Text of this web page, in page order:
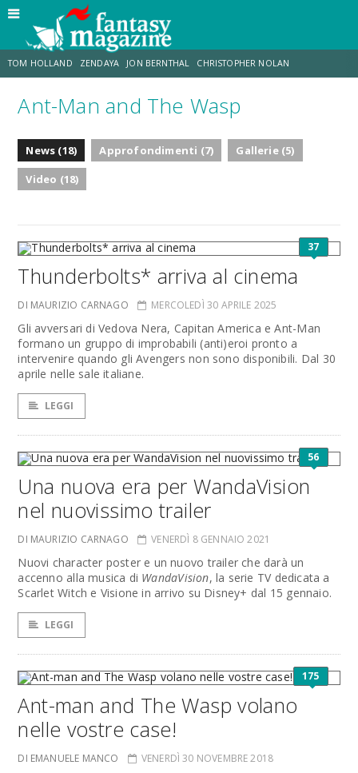
TOM HOLLAND ZENDAYA JON BERNTHAL CHRISTOPHER NOLAN
STRANIMONDI LUCCA COMICS & GAMES ODISSEA CHRIS MCKENNA
DESTIN DANIEL CRETTON
Ant-Man and The Wasp
News (18) Approfondimenti (7)
Gallerie (5)
Video (18)
37
Thunderbolts* arriva al cinema
DI MAURIZIO CARNAGO MERCOLEDÌ 30 APRILE 2025
Gli avversari di Vedova Nera, Capitan America e Ant-Man
formano un gruppo di improbabili (anti)eroi pronto a
intervenire quando gli Avengers non sono disponibili. Dal 30
aprile nelle sale italiane.
LEGGI
56
Una nuova era per WandaVision
nel nuovissimo trailer
DI MAURIZIO CARNAGO VENERDÌ 8 GENNAIO 2021
Nuovi character poster e un nuovo trailer che darà un
accenno alla musica di WandaVision, la serie TV dedicata a
Scarlet Witch e Visione in arrivo su Disney+ dal 15 gennaio.
LEGGI
175
Ant-man and The Wasp volano
nelle vostre case!
DI EMANUELE MANCO VENERDÌ 30 NOVEMBRE 2018